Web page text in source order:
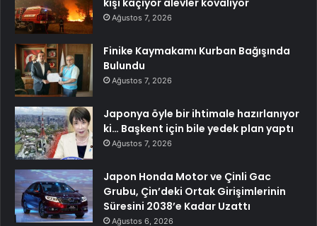
kişi kaçıyor alevler kovalıyor
Ağustos 7, 2026
Finike Kaymakamı Kurban Bağışında
Bulundu
Ağustos 7, 2026
Japonya öyle bir ihtimale hazırlanıyor
ki… Başkent için bile yedek plan yaptı
Ağustos 7, 2026
Japon Honda Motor ve Çinli Gac
Grubu, Çin’deki Ortak Girişimlerinin
Süresini 2038’e Kadar Uzattı
Ağustos 6, 2026